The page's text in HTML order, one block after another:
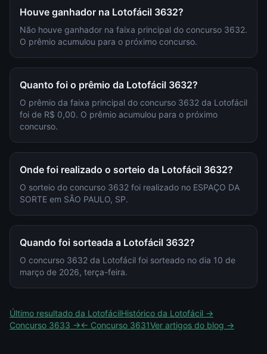
Houve ganhador na Lotofácil 3632?
Não houve ganhador na faixa principal do concurso 3632.
O prêmio acumulou para o próximo concurso.
Quanto foi o prêmio da Lotofácil 3632?
O prêmio da faixa principal do concurso 3632 da Lotofácil
foi de R$ 0,00. O prêmio acumulou para o próximo
concurso.
Onde foi realizado o sorteio da Lotofácil 3632?
O sorteio do concurso 3632 foi realizado no ESPAÇO DA
SORTE em SÃO PAULO, SP.
Quando foi sorteada a Lotofácil 3632?
O concurso 3632 da Lotofácil foi sorteado no dia 10 de
março de 2026, terça-feira.
Último resultado da LotofácilHistórico da Lotofácil →
Concurso 3633 →← Concurso 3631Ver artigos do blog →